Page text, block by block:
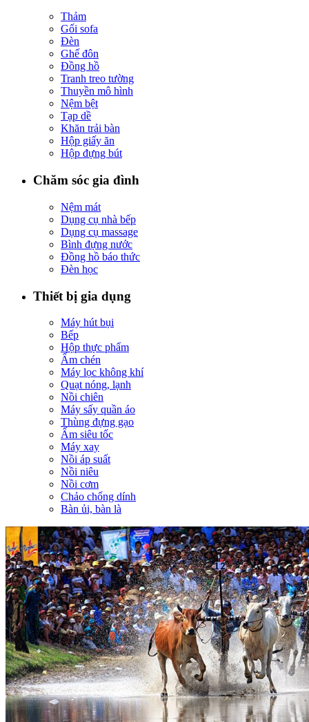
Thảm
Gối sofa
Đèn
Ghế đôn
Đồng hồ
Tranh treo tường
Thuyền mô hình
Nệm bệt
Tạp dề
Khăn trải bàn
Hộp giấy ăn
Hộp đựng bút
Chăm sóc gia đình
Nệm mát
Dụng cụ nhà bếp
Dụng cụ massage
Bình đựng nước
Đồng hồ báo thức
Đèn học
Thiết bị gia dụng
Máy hút bụi
Bếp
Hộp thực phẩm
Ấm chén
Máy lọc không khí
Quạt nóng, lạnh
Nồi chiên
Máy sấy quần áo
Thùng đựng gạo
Ấm siêu tốc
Máy xay
Nồi áp suất
Nồi niêu
Nồi cơm
Chảo chống dính
Bàn ủi, bàn là